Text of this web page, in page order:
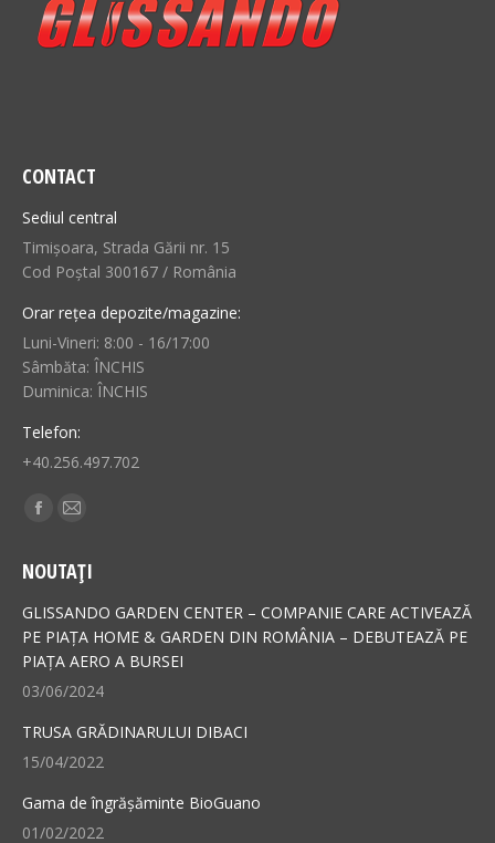
CONTACT
Sediul central
Timișoara, Strada Gării nr. 15
Cod Poștal 300167 / România
Orar rețea depozite/magazine:
Luni-Vineri: 8:00 - 16/17:00
Sâmbăta: ÎNCHIS
Duminica: ÎNCHIS
Telefon:
+40.256.497.702
Find us on:
Facebook
opens
in
new
window
Mail
opens
in
new
window
NOUTAȚI
GLISSANDO GARDEN CENTER – COMPANIE CARE ACTIVEAZĂ
PE PIAȚA HOME & GARDEN DIN ROMÂNIA – DEBUTEAZĂ PE
PIAȚA AERO A BURSEI
03/06/2024
TRUSA GRĂDINARULUI DIBACI
15/04/2022
Gama de îngrășăminte BioGuano
01/02/2022